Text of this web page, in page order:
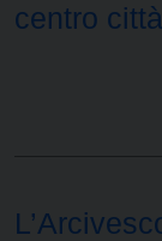
centro città